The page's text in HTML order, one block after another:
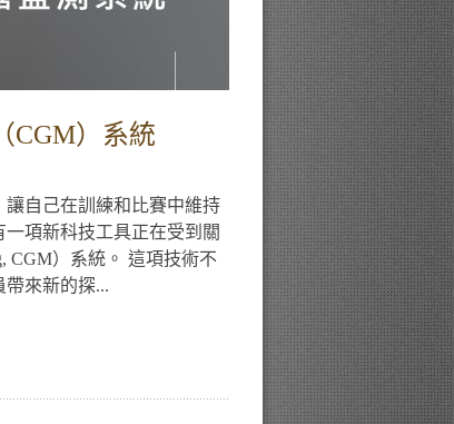
CGM）系統
自己在訓練和比賽中維持
項新科技工具正在受到關
CGM）系統。 這項技術不
來新的探...